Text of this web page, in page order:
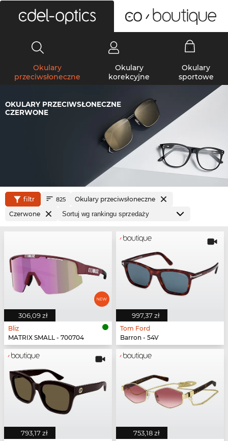
Okulary
przeciwsłoneczne
Okulary
korekcyjne
Okulary
sportowe
OKULARY PRZECIWSŁONECZNE
CZERWONE
filtr 825
Okulary przeciwsłoneczne
Czerwone
306,09 zł
Bliz
MATRIX SMALL - 700704
997,37 zł
Tom Ford
Barron - 54V
793,17 zł 753,18 zł